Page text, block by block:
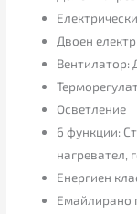
Двоен
Вентилатор:
Осветление
6 функции:
нагревател,
Енергиен
Емайлирано